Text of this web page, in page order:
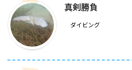
真剣勝負
ダイビング